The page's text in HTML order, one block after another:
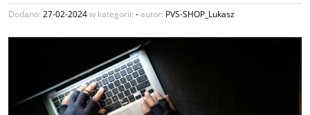
Dodano: 27-02-2024w kategorii: -autor: PVS-SHOP_Lukasz